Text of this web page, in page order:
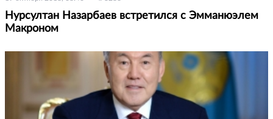
Нурсултан Назарбаев встретился с Эмманюэлем
Макроном